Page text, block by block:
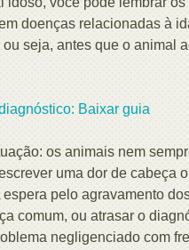
doenças relacionadas à
seja, antes que o animal
Baixar guia
os animais nem
uma dor de cabeça
pelo agravamento
comum, ou atrasar o
negligenciado com